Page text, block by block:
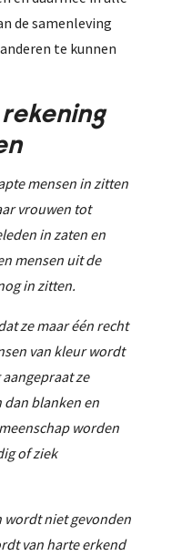
de samenleving
te kunnen
rekening
mensen in zitten
vrouwen tot
in zaten en
mensen uit de
in zitten.
ze maar één recht
van kleur wordt
ze
blanken en
worden
of ziek
wordt niet gevonden
van harte erkend